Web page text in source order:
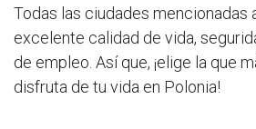
Todas las ciudades mencionadas
excelente calidad de vida,
de empleo. Así que, ¡elige la que
disfruta de tu vida en Polonia!